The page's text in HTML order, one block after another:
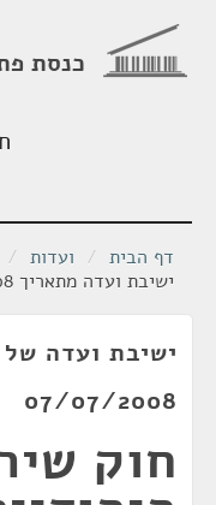
כנסת
דף הבית / ועדות /
ישיבת ועדה מתאריך 07/07/2008
07/07/2008
חוק